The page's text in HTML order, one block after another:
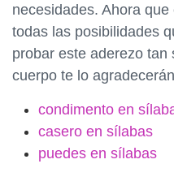
necesidades. Ahora
todas las posibilidades
probar este aderezo tan
cuerpo te lo
condimento en
casero en sílabas
puedes en sílabas